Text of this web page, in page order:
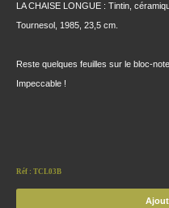
LA CHAISE LONGUE : Tintin,
Tournesol, 1985, 23,5 cm.
Reste quelques feuilles sur le bloc-
Impeccable !
Réf : TCL03B